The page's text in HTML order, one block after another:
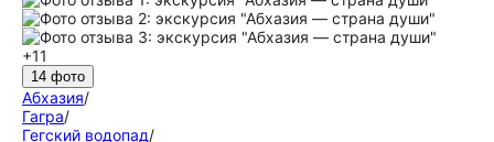
+11
14 фото
Абхазия/
Гагра/
Гегский водопад/